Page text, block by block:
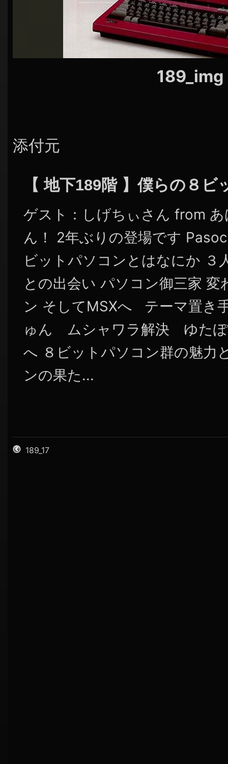
189_img
添付元
【 地下189階 】僕らの８
ゲスト：しげちぃさん from
ん！ 2年ぶりの登場です
ビットパソコンとはなにか ３
との出会い パソコン御三家
ン そしてMSXへ テーマ置き
ゅん ムシャワラ解決 ゆた
へ ８ビットパソコン群の魅力
ンの果た...
189_17